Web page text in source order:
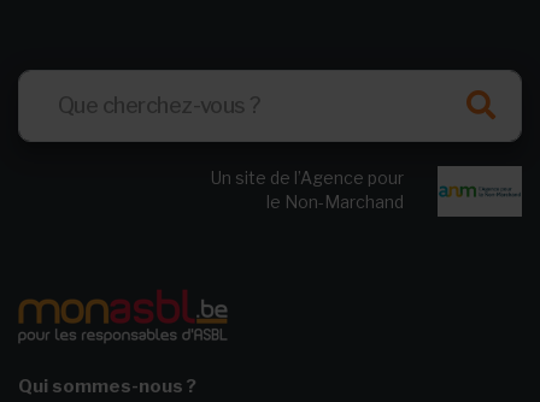
Un site de l’Agence pour
le Non-Marchand
Qui sommes-nous ?